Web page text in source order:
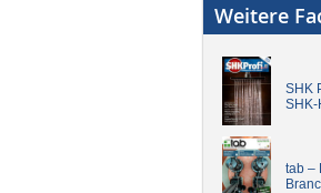
Weitere
SHK
tab –